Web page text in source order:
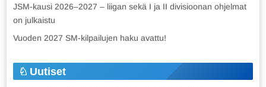
JSM-kausi 2026–2027 – liigan sekä I ja II divisioonan ohjelmat
on julkaistu
Vuoden 2027 SM-kilpailujen haku avattu!
Uutiset